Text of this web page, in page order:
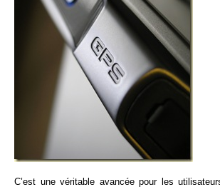
C’est une véritable avancée pour les